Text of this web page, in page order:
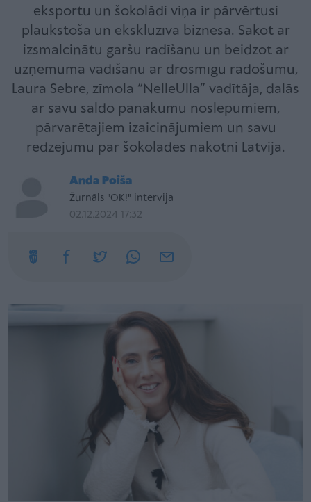
eksportu un šokolādi viņa ir pārvērtusi
plaukstošā un ekskluzīvā biznesā. Sākot ar
izsmalcinātu garšu radīšanu un beidzot ar
uzņēmuma vadīšanu ar drosmīgu radošumu,
Laura Sebre, zīmola “NelleUlla” vadītāja, dalās
ar savu saldo panākumu noslēpumiem,
pārvarētajiem izaicinājumiem un savu
redzējumu par šokolādes nākotni Latvijā.
Anda Poiša
Žurnāls "OK!" intervija
02.12.2024 17:32